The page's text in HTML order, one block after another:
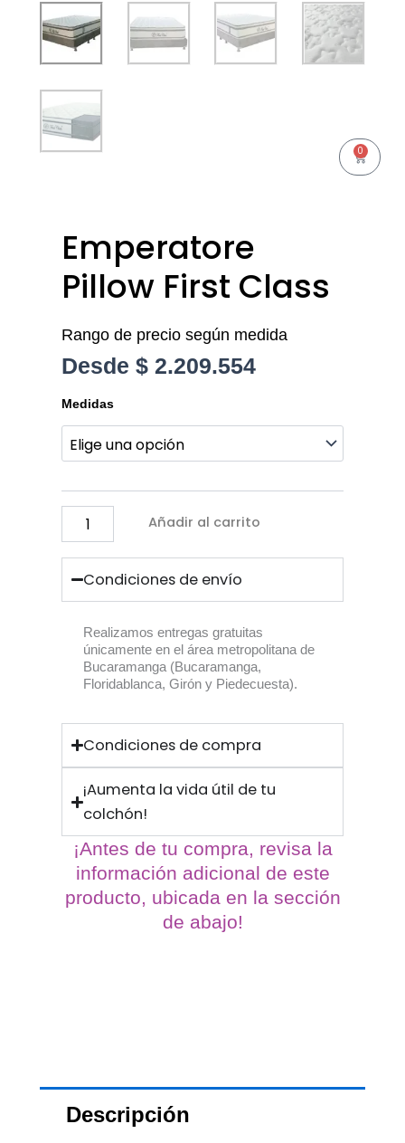
Emperatore
Pillow First Class
Rango de precio según medida
Desde $ 2.209.554
Medidas
Emperatore
First
Class
Añadir al carrito
Condiciones de envío
Realizamos entregas gratuitas
únicamente en el área metropolitana de
Bucaramanga (Bucaramanga,
Floridablanca, Girón y Piedecuesta).
Condiciones de compra
¡Aumenta la vida útil de tu
colchón!
¡Antes de tu compra, revisa la
información adicional de este
producto, ubicada en la sección
de abajo!
0
Cart
Descripción